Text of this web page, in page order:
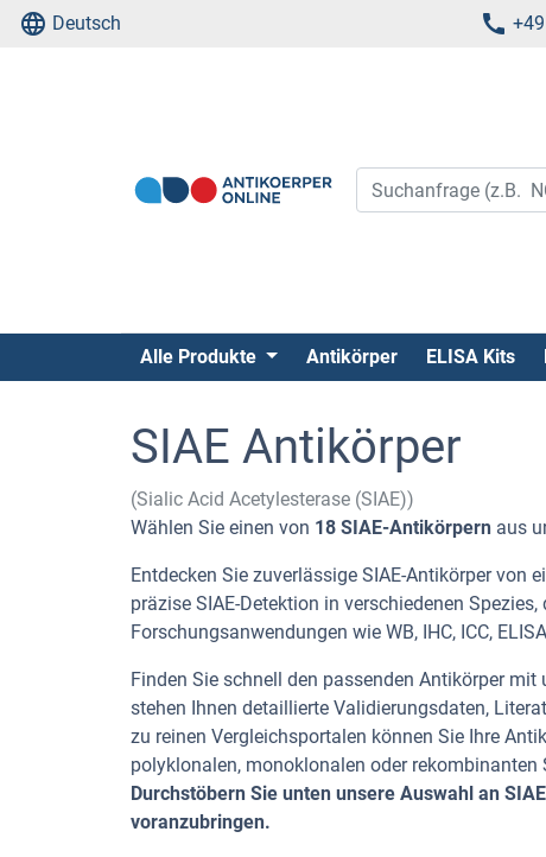
Deutsch
Alle Produkte Antikörper ELISA Kits
SIAE Antikörper
(Sialic Acid Acetylesterase (SIAE))
Wählen Sie einen von 18 SIAE-Antikörpern aus
Entdecken Sie zuverlässige SIAE-Antikörper
präzise SIAE-Detektion in verschiedenen
Forschungsanwendungen wie WB, IHC, ICC,
Finden Sie schnell den passenden Antikörper
stehen Ihnen detaillierte Validierungsdaten,
zu reinen Vergleichsportalen können Sie Ihre
polyklonalen, monoklonalen oder rekombinanten
Durchstöbern Sie unten unsere Auswahl an
voranzubringen.